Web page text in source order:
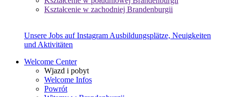
Kształcenie w zachodniej Brandenburgii
Unsere Jobs auf Instagram Ausbildungsplätze, Neuigkeiten
und Aktivitäten
Welcome Center
Wjazd i pobyt
Welcome Infos
Powrót